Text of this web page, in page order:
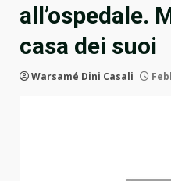
all’ospedale.
casa dei suoi
Warsamé Dini Casali